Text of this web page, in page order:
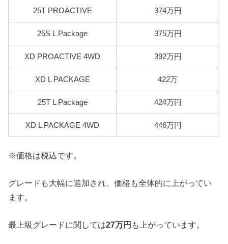
25T PROACTIVE 374万円
25S L Package 375万円
XD PROACTIVE 4WD 392万円
XD L PACKAGE 422万
25T L Package 424万円
XD L PACKAGE 4WD 446万円
※価格は税込です。
グレードも大幅に追加され、価格も全体的に上がってい
ます。
最上級グレードに関しては27万円 も上がっています。